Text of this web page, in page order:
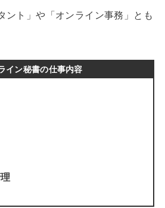
ント」や「オンライン事務」とも
イン秘書の仕事内容